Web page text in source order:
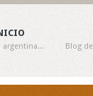
argentina... Blog